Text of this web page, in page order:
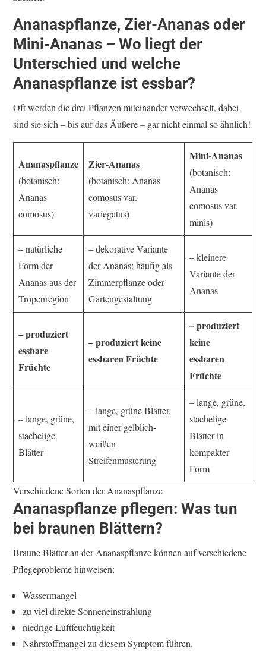
Ananaspflanze, Zier-Ananas oder
Mini-Ananas – Wo liegt der
Unterschied und welche
Ananaspflanze ist essbar?
Oft werden die drei Pflanzen miteinander verwechselt, dabei
sind sie sich – bis auf das Äußere – gar nicht einmal so ähnlich!
Ananaspflanze
(botanisch:
Ananas
comosus)
Zier-Ananas
(botanisch: Ananas
comosus var.
variegatus)
Mini-Ananas
(botanisch:
Ananas
comosus var.
minis)
– natürliche
Form der
Ananas aus der
Tropenregion
– dekorative Variante
der Ananas; häufig als
Zimmerpflanze oder
Gartengestaltung
– kleinere
Variante der
Ananas
– produziert
essbare
Früchte
– produziert keine
essbaren Früchte
– produziert
keine
essbaren
Früchte
– lange, grüne,
stachelige
Blätter
– lange, grüne Blätter,
mit einer gelblich-
weißen
Streifenmusterung
– lange, grüne,
stachelige
Blätter in
kompakter
Form
Verschiedene Sorten der Ananaspflanze
Ananaspflanze pflegen: Was tun
bei braunen Blättern?
Braune Blätter an der Ananaspflanze können auf verschiedene
Pflegeprobleme hinweisen:
Wassermangel
zu viel direkte Sonneneinstrahlung
niedrige Luftfeuchtigkeit
Nährstoffmangel zu diesem Symptom führen.